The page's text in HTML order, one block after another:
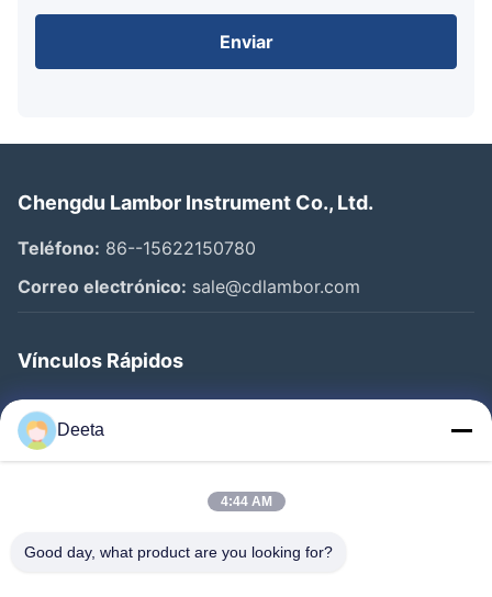
Enviar
Chengdu Lambor Instrument Co., Ltd.
Teléfono: 86--15622150780
Correo electrónico: sale@cdlambor.com
Vínculos Rápidos
Inicio
Productos
Control De Calidad
Deeta
4:44 AM
Good day, what product are you looking for?